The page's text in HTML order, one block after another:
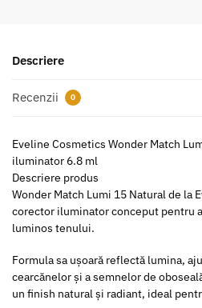
Descriere
Recenzii 0
Eveline Cosmetics Wonder Match
iluminator 6.8 ml
Descriere produs
Wonder Match Lumi 15 Natural de la
corector iluminator conceput pentru
luminos tenului.
Formula sa ușoară reflectă lumina,
cearcănelor și a semnelor de
un finish natural și radiant, ideal